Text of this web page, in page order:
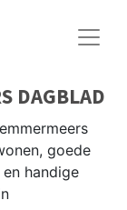
DAGBLAD
goede
handige